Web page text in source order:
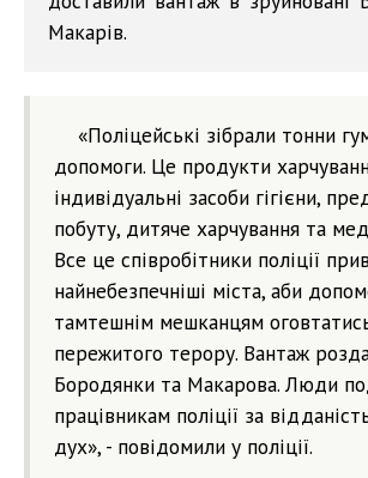
Макарів.
«Поліцейські зібрали тонни
допомоги. Це продукти
індивідуальні засоби гігієни,
побуту, дитяче харчування та
Все це співробітники поліції
найнебезпечніші міста, аби
тамтешнім мешканцям
пережитого терору. Вантаж
Бородянки та Макарова. Люди
працівникам поліції за
дух», - повідомили у поліції.